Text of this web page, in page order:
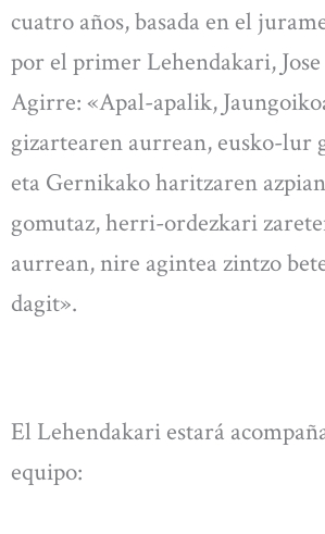
cuatro años, basada en el
por el primer Lehendakari,
Agirre: «Apal-apalik,
gizartearen aurrean, eusko-lur
eta Gernikako haritzaren
gomutaz, herri-ordezkari
aurrean, nire agintea zintzo
dagit».
El Lehendakari estará
equipo: